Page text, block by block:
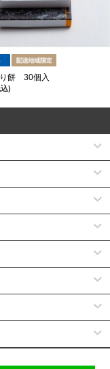
餅 30個入
)